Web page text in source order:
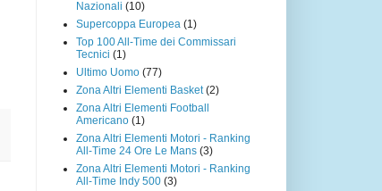
Nazionali (10)
Supercoppa Europea (1)
Top 100 All-Time dei Commissari
Tecnici (1)
Ultimo Uomo (77)
Zona Altri Elementi Basket (2)
Zona Altri Elementi Football
Americano (1)
Zona Altri Elementi Motori - Ranking
All-Time 24 Ore Le Mans (3)
Zona Altri Elementi Motori - Ranking
All-Time Indy 500 (3)